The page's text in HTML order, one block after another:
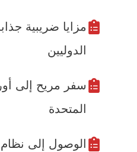
مزايا ضريبية
الدوليين
سفر مريح إلى
المتحدة
الوصول إلى